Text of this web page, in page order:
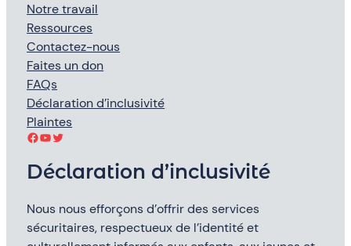
Notre travail
Ressources
Contactez-nous
Faites un don
FAQs
Déclaration d’inclusivité
Plaintes
Facebook YouTube Twitter
Déclaration d’inclusivité
Nous nous efforçons d’offrir des services
sécuritaires, respectueux de l’identité et